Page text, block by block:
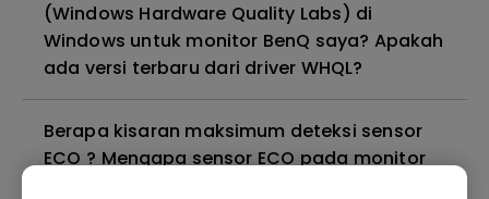
(Windows Hardware Quality Labs) di
Windows untuk monitor BenQ saya? Apakah
ada versi terbaru dari driver WHQL?
Berapa kisaran maksimum deteksi sensor
ECO ? Mengapa sensor ECO pada monitor